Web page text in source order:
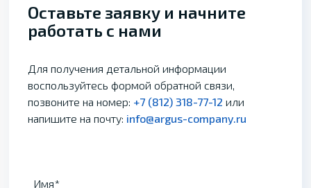
Оставьте заявку и начните
работать с нами
Для получения детальной информации
воспользуйтесь формой обратной связи,
позвоните на номер: +7 (812) 318-77-12 или
напишите на почту: info@argus-company.ru
Имя